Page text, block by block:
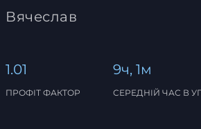
Вячеслав
1.01
ПРОФІТ ФАКТОР
9ч, 1м
СЕРЕДНІЙ ЧАС В